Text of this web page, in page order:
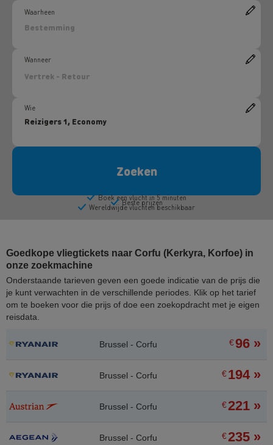
Goedkope vliegtickets naar Corfu (Kerkyra, Korfoe) in
onze zoekmachine
Onderstaande tarieven geven een goede indicatie van de prijs die
je kunt verwachten in de verschillende periodes. Klik op het tarief
om te boeken voor die prijs of doe een zoekopdracht met je eigen
reisdata.
Brussel - Corfu €96 »
Brussel - Corfu €194 »
Brussel - Corfu €221 »
Brussel - Corfu €235 »